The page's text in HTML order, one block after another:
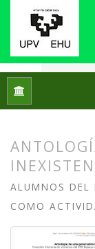
Inicio
ALUMNOS DEL
COMO